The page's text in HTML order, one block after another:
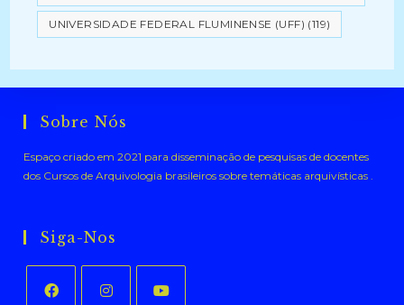
UNIVERSIDADE FEDERAL FLUMINENSE (UFF) (119)
Sobre Nós
Espaço criado em 2021 para disseminação de pesquisas de docentes
dos Cursos de Arquivologia brasileiros sobre temáticas arquivísticas .
Siga-Nos